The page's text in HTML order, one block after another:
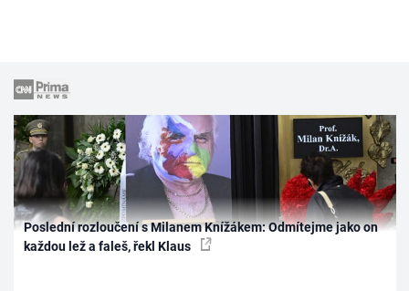
Poslední rozloučení s Milanem Knížákem: Odmítejme jako on
každou lež a faleš, řekl Klaus